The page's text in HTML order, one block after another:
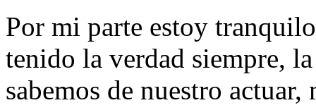
Por mi parte estoy
tenido la verdad siempre,
sabemos de nuestro